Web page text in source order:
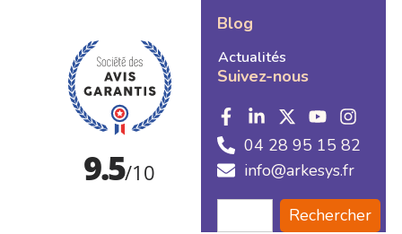
Blog
Actualités
Suivez-nous
04 28 95 15 82
info@arkesys.fr
Rechercher